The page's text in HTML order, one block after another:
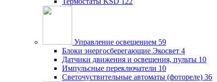
Управление освещением 59
Блоки энергосберегающие Экосвет 4
Датчики движения и освещения, пульты 10
Импульсные переключатели 10
Светочуствительные автоматы (фотореле) 36